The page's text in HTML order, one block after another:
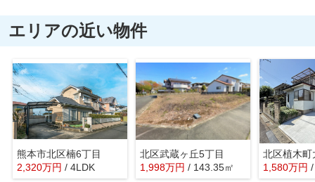
エリアの近い物件
熊本市北区楠6丁目
2,320万円 / 4LDK
北区武蔵ヶ丘5丁目
1,998万円 / 143.35㎡
北区植木町
1,580万円